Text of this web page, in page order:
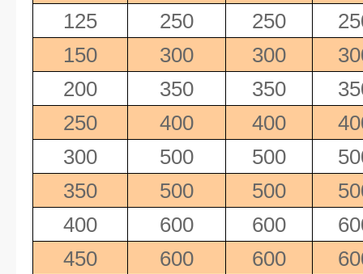
125
250 250
150
300 300
200
350 350
250
400 400
300
500 500
350
500 500
400
600 600
450
600 600